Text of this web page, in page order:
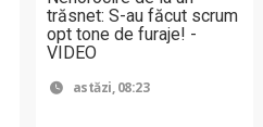
trăsnet: S-au făcut scrum
opt tone de furaje! -
VIDEO
astăzi, 08:23